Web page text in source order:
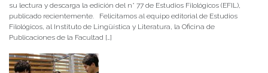
su lectura y descarga la edición del n° 77 de Estudios Filológicos (EFIL),
publicado recientemente. Felicitamos al equipo editorial de Estudios
Filológicos, al Instituto de Lingüística y Literatura, la Oficina de
Publicaciones de la Facultad […]